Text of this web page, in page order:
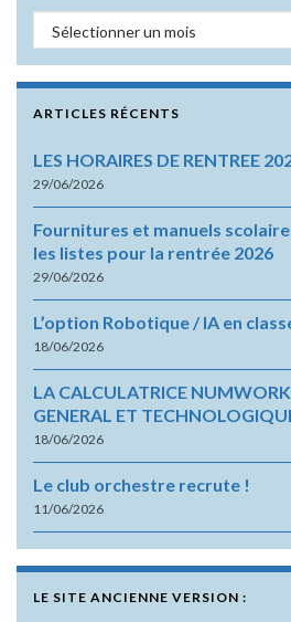
Archives
ARTICLES RÉCENTS
LES HORAIRES DE RENTREE
29/06/2026
Fournitures et manuels
les listes pour la rentrée 2026
29/06/2026
L’option Robotique / IA en
18/06/2026
LA CALCULATRICE
GENERAL ET
18/06/2026
Le club orchestre recrute !
11/06/2026
LE SITE ANCIENNE VERSION :